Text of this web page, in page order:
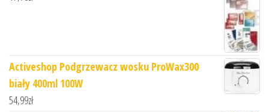
Activeshop Podgrzewacz wosku ProWax300
biały 400ml 100W
54,99zł